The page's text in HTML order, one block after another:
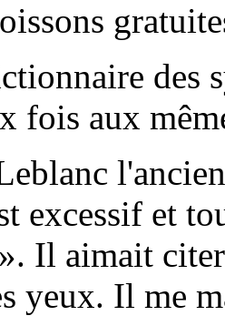
des
fois aux
excessif et
Il aimait
yeux. Il me